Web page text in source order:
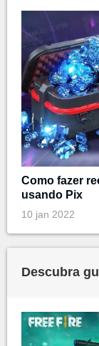
Como fazer
usando Pix
10 jan 2022
Descubra